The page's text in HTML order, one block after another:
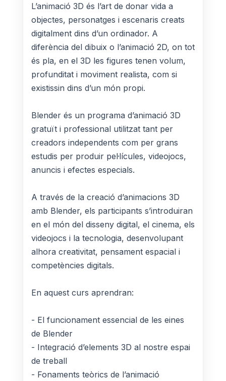
L’animació 3D és l’art de donar vida a
objectes, personatges i escenaris creats
digitalment dins d’un ordinador. A
diferència del dibuix o l’animació 2D, on tot
és pla, en el 3D les figures tenen volum,
profunditat i moviment realista, com si
existissin dins d’un món propi.
Blender és un programa d’animació 3D
gratuït i professional utilitzat tant per
creadors independents com per grans
estudis per produir pel·lícules, videojocs,
anuncis i efectes especials.
A través de la creació d’animacions 3D
amb Blender, els participants s’introduiran
en el món del disseny digital, el cinema, els
videojocs i la tecnologia, desenvolupant
alhora creativitat, pensament espacial i
competències digitals.
En aquest curs aprendran:
- El funcionament essencial de les eines
de Blender
- Integració d’elements 3D al nostre espai
de treball
- Fonaments teòrics de l’animació